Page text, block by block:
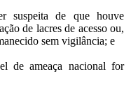
suspeita de que houve
de lacres de acesso ou,
sem vigilância; e
de ameaça nacional for